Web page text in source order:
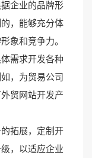
企业的品牌形
，能够充分体
象和竞争力。
需求开发各种
，为贸易公司
贸网站开发产
拓展，定制开
，以适应企业